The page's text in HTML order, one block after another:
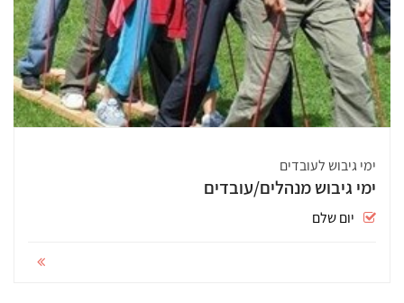
ימי גיבוש לעובדים
ימי גיבוש מנהלים/עובדים
יום שלם